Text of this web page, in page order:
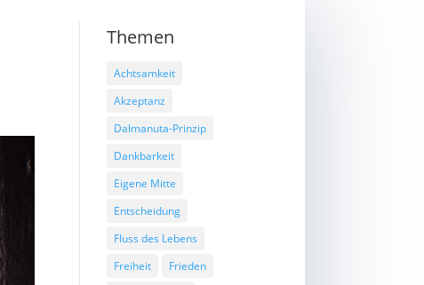
Themen
Achtsamkeit
Akzeptanz
Dalmanuta-Prinzip
Dankbarkeit
Eigene Mitte
Entscheidung
Fluss des Lebens
Freiheit
Frieden